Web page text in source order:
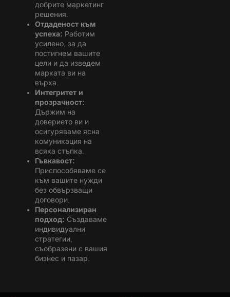
добрите маркетинг
решения.
Отдаденост към
успеха: Работим
усилено, за да
постигнем вашите
цели и да изведем
марката ви на
върха.
Интегритет и
прозрачност:
Държим на
доверието ви и
осигуряваме ясна
комуникация на
всяка стъпка.
Гъвкавост:
Приспособяваме се
към вашите нужди
без обвързващи
договори.
Персонализиран
подход: Създаваме
индивидуални
стратегии,
съобразени с вашия
бизнес и пазар.